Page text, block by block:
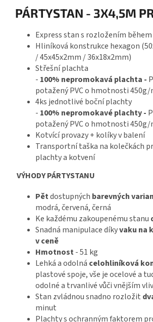
PÁRTYSTAN - 3X4,5M
Express stan s rozložením
Hliníková konstrukce hexagon
/ 45x45x2mm / 36x18x2mm)
Střešní plachta
- 100% nepromokavá plachta -
potažený PVC o hmotnosti 450g/
4ks jednotlivé boční plachty
- 100% nepromokavéplachty -
potažený PVC o hmotnosti 450g/
Kotvící provazy + kolíky v balení
Transportní taška na kolečkách
plachty a kotvení
VÝHODY PÁRTYSTANU
Pětdostupných barevných
modrá, červená, černá
Ke každému zakoupenému stanu
Snadná manipulace díkyvaku na
v ceně
Hmotnost- 51 kg
Lehká a odolná celohliníková
plastové spoje, vše je ocelové a
odolné a trvanlivé vůči vnějším
Stan zvládnou snadno rozložit
minut
Plachty s ochranným faktorem